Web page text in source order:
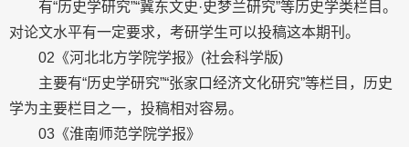
有“历史学研究”“冀东文史·史梦兰研究”等历史学类栏目。
对论文水平有一定要求，考研学生可以投稿这本期刊。
02《河北北方学院学报》(社会科学版)
主要有“历史学研究”“张家口经济文化研究”等栏目，历史
学为主要栏目之一，投稿相对容易。
03《淮南师范学院学报》